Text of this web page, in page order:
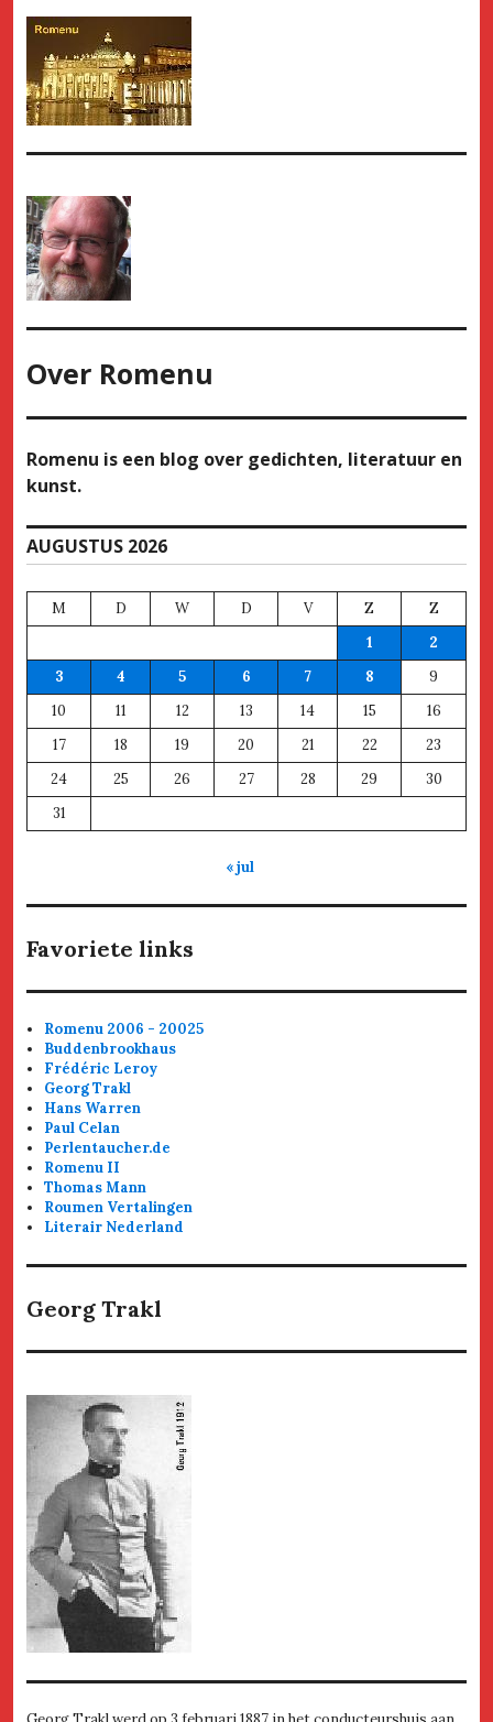
Over Romenu
Romenu is een blog over gedichten, literatuur en
kunst.
AUGUSTUS 2026
M D W D V Z
Z
1
2
3
4 5 6 7 8
9
10
11 12 13 14 15
16
17
18 19 20 21 22
23
24
25 26 27 28 29
30
31
« jul
Favoriete links
Romenu 2006 - 20025
Buddenbrookhaus
Frédéric Leroy
Georg Trakl
Hans Warren
Paul Celan
Perlentaucher.de
Romenu II
Thomas Mann
Roumen Vertalingen
Literair Nederland
Georg Trakl